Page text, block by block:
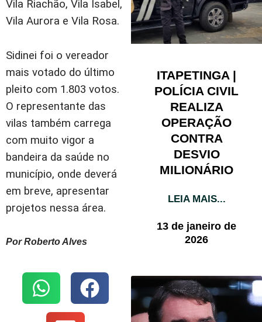
Vila Riachão, Vila Isabel,
Vila Aurora e Vila Rosa.
Sidinei foi o vereador
mais votado do último
pleito com 1.803 votos.
O representante das
vilas também carrega
com muito vigor a
bandeira da saúde no
município, onde deverá
em breve, apresentar
projetos nessa área.
Por Roberto Alves
ITAPETINGA |
POLÍCIA CIVIL
REALIZA
OPERAÇÃO
CONTRA
DESVIO
MILIONÁRIO
LEIA MAIS...
13 de janeiro de
2026